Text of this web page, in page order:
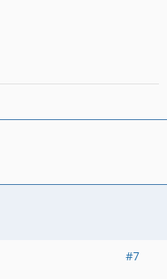
Wolfsrudel™️II
Royale!:
#7